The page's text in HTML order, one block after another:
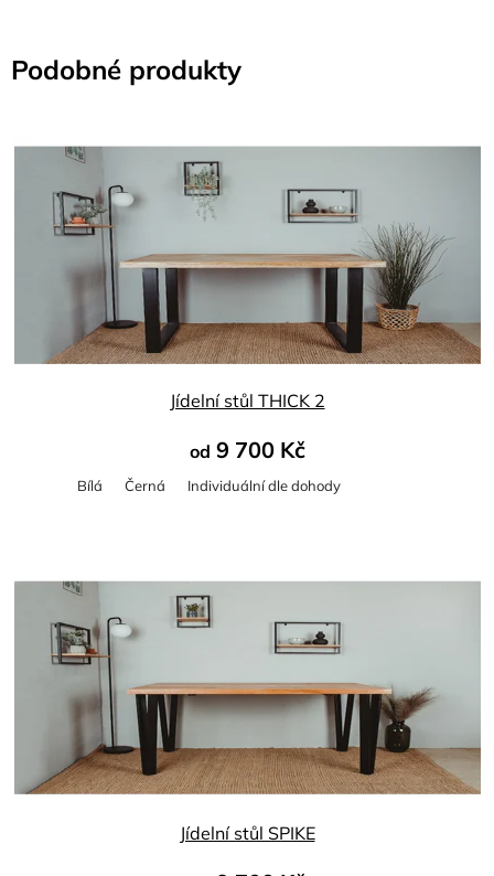
Podobné produkty
Jídelní stůl THICK 2
produktu
5,0
z
hvězdiček.
od 9 700 Kč
Bílá Černá Individuální dle dohody
Jídelní stůl SPIKE